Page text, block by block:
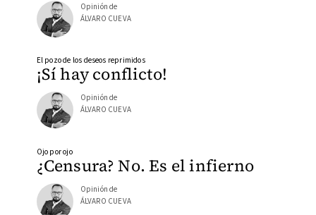
Opinión de
ÁLVARO CUEVA
¡Sí hay conflicto!
El pozo de los deseos reprimidos
Opinión de
ÁLVARO CUEVA
¿Censura? No. Es el infierno
Ojo por ojo
Opinión de
ÁLVARO CUEVA